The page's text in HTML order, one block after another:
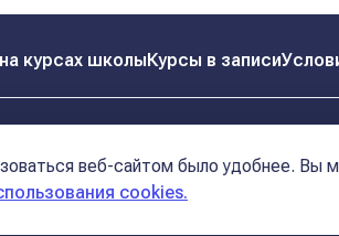
курсах школыКурсы в записи
конфиденциальности Договор оферта
веб-сайтом было удобнее. Вы
cookies.